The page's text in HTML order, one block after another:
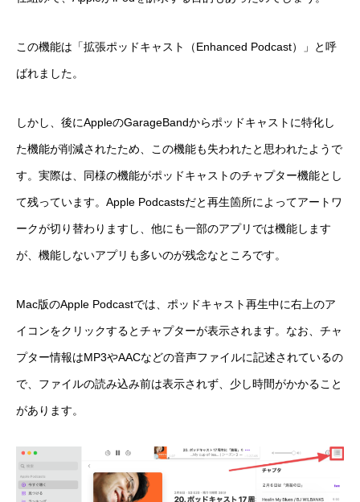
この機能は「拡張ポッドキャスト（Enhanced Podcast）」と呼
ばれました。
しかし、後にAppleのGarageBandからポッドキャストに特化し
た機能が削減されたため、この機能も失われたと思われたようで
す。実際は、同様の機能がポッドキャストのチャプター機能とし
て残っています。Apple Podcastsだと再生箇所によってアートワ
ークが切り替わりますし、他にも一部のアプリでは機能します
が、機能しないアプリも多いのが残念なところです。
Mac版のApple Podcastでは、ポッドキャスト再生中に右上のア
イコンをクリックするとチャプターが表示されます。なお、チャ
プター情報はMP3やAACなどの音声ファイルに記述されているの
で、ファイルの読み込み前は表示されず、少し時間がかかること
があります。